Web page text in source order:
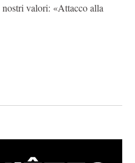
valori: «Attacco alla